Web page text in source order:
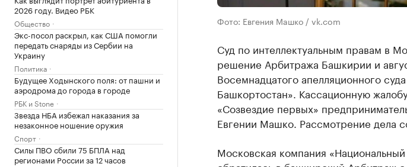
2026 году. Видео РБК
Общество
Экс-посол раскрыл, как США помогли
передать снаряды из Сербии на
Украину
Политика
Будущее Ходынского поля: от пашни и
аэродрома до города в городе
РБК и Stone
Звезда НБА избежал наказания за
незаконное ношение оружия
Спорт
Силы ПВО сбили 75 БПЛА над
регионами России за 12 часов
Фото: Евгения Машко / vk.com
Суд по интеллектуальным правам в
решение Арбитража Башкирии и
Восемнадцатого апелляционного
Башкортостан». Кассационную
«Созвездие первых»
Евгении Машко. Рассмотрение дела
Московская компания